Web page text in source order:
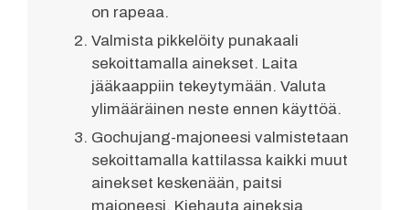
on rapeaa.
Valmista pikkelöity punakaali
sekoittamalla ainekset. Laita
jääkaappiin tekeytymään. Valuta
ylimääräinen neste ennen käyttöä.
Gochujang-majoneesi valmistetaan
sekoittamalla kattilassa kaikki muut
ainekset keskenään, paitsi
majoneesi. Kiehauta aineksia